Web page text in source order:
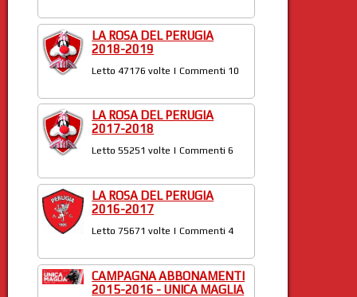
LA ROSA DEL PERUGIA
2018-2019
Letto 47176 volte | Commenti 10
LA ROSA DEL PERUGIA
2017-2018
Letto 55251 volte | Commenti 6
LA ROSA DEL PERUGIA
2016-2017
Letto 75671 volte | Commenti 4
CAMPAGNA ABBONAMENTI
2015-2016 - UNICA MAGLIA